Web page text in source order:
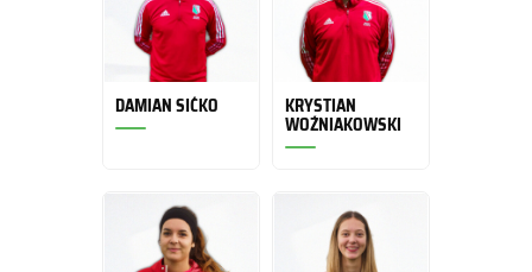
DAMIAN SIĆKO KRYSTIAN
WOŹNIAKOWSKI